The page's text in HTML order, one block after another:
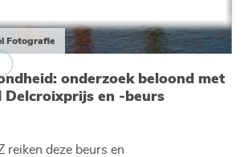
Fotografie
onderzoek beloond met
Delcroixprijs en -beurs
reiken deze beurs en